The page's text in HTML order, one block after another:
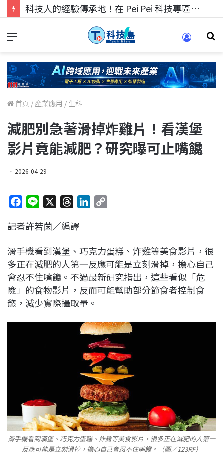
科技人找工作，就到TECH+ 科技專區!
首頁 / 產業應用 / 生科
減肥別急著滑掉炸雞片！看漢堡
影片竟能減肥？研究曝可止嘴饞
2026-04-29
c
b
o
o
k
n
r
a
d
s
e
d
I
n
L
i
n
k
記者許若茵／編譯
滑手機看到漢堡、巧克力蛋糕、炸雞等美食影片，很
多正在減肥的人第一反應可能是立刻滑掉，擔心自己
會忍不住嘴饞。不過最新研究指出，這些看似「危
險」的食物影片，反而可能幫助部分節食者控制食
慾，減少實際攝取量。
滑手機看到漢堡、巧克力蛋糕、炸雞等美食影片，很多正在減肥的人第一
反應可能是立刻滑掉，擔心自己會忍不住嘴饞。（圖／123RF）